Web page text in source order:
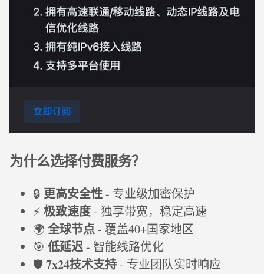
为什么选择付费服务？
🔒 更高安全性- 专业级加密保护
⚡ 极致速度- 独享带宽，稳定高速
🌍 全球节点- 覆盖40+国家地区
🎯 低延迟- 智能线路优化
🛡️7x24技术支持- 专业团队实时响应